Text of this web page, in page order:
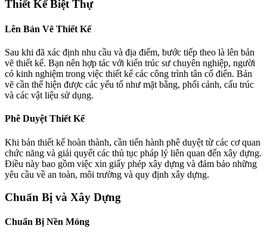
Thiết Kế Biệt Thự
Lên Bản Vẽ Thiết Kế
Sau khi đã xác định nhu cầu và địa điểm, bước tiếp theo là lên bản
vẽ thiết kế. Bạn nên hợp tác với kiến trúc sư chuyên nghiệp, người
có kinh nghiệm trong việc thiết kế các công trình tân cổ điển. Bản
vẽ cần thể hiện được các yếu tố như mặt bằng, phối cảnh, cấu trúc
và các vật liệu sử dụng.
Phê Duyệt Thiết Kế
Khi bản thiết kế hoàn thành, cần tiến hành phê duyệt từ các cơ quan
chức năng và giải quyết các thủ tục pháp lý liên quan đến xây dựng.
Điều này bao gồm việc xin giấy phép xây dựng và đảm bảo những
yêu cầu về an toàn, môi trường và quy định xây dựng.
Chuẩn Bị và Xây Dựng
Chuẩn Bị Nền Móng